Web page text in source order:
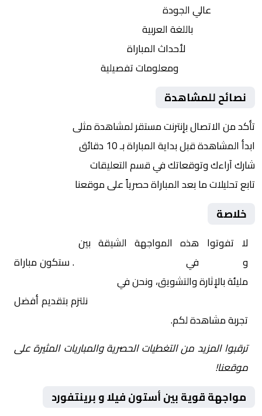
عالي الجودة
باللغة العربية
لأحداث المباراة
ومعلومات تفصيلية
نصائح للمشاهدة
تأكد من الاتصال بإنترنت مستقر لمشاهدة مثلى
ابدأ المشاهدة قبل بداية المباراة بـ 10 دقائق
شارك آراءك وتوقعاتك في قسم التعليقات
تابع تحليلات ما بعد المباراة حصرياً على موقعنا
خلاصة
لا تفوتوا هذه المواجهة الشيقة بين
وبرينتفورد في
. ستكون مباراة
مليئة بالإثارة والتشويق، ونحن في
نلتزم بتقديم أفضل
تجربة مشاهدة لكم.
ترقبوا المزيد من التغطيات الحصرية والمباريات المثيرة على
موقعنا!
مواجهة قوية بين أستون فيلا و برينتفورد